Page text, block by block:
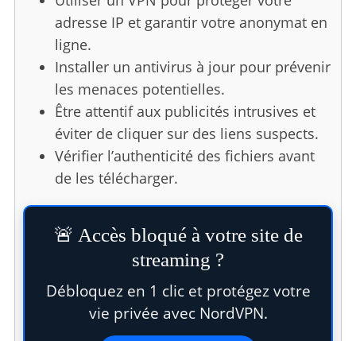
adresse IP et garantir votre anonymat en
ligne.
Installer un antivirus à jour pour prévenir
les menaces potentielles.
Être attentif aux publicités intrusives et
éviter de cliquer sur des liens suspects.
Vérifier l’authenticité des fichiers avant
de les télécharger.
🚨 Accès bloqué à votre site de
streaming ?
Débloquez en 1 clic et protégez votre
vie privée avec NordVPN.